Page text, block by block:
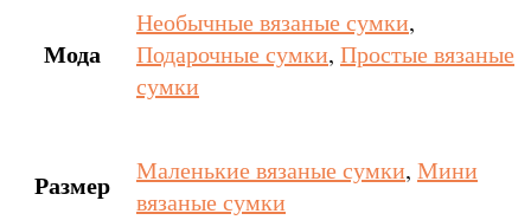
Мода
Необычные вязаные сумки,
Подарочные сумки, Простые вязаные
сумки
Размер Маленькие вязаные сумки, Мини
вязаные сумки